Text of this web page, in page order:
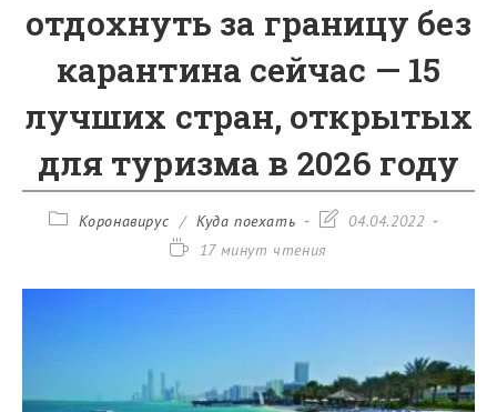
отдохнуть за границу без
карантина сейчас — 15
лучших стран, открытых
для туризма в 2026 году
РубрикаКоронавирус / Куда поехать
Запись04.04.2022
Время17 минут чтения